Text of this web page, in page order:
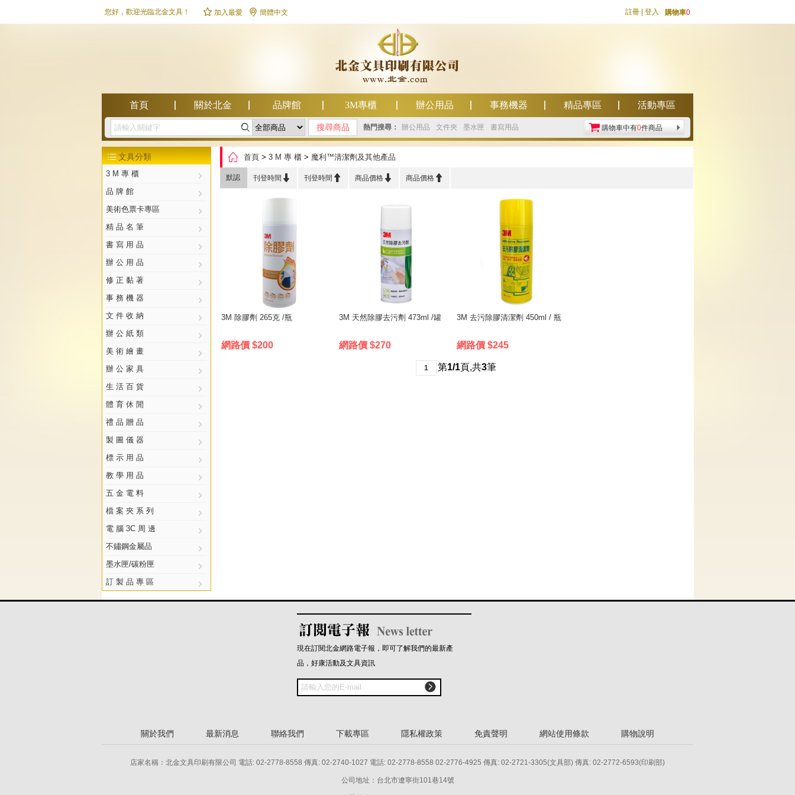
註冊 登入 購物車0
您好，歡迎光臨北金文具！  加入最愛  簡體中文
首頁 關於北金 品牌館 3M專櫃 辦公用品 事務機器 精品專區 活動專區
幫助中心  熱門搜尋： 辦公用品 文件夾 墨水匣 書寫用品 購物車中有0件商品
文具分類
3 M 專 櫃
品 牌 館
美術色票卡專區
精 品 名 筆
書 寫 用 品
辦 公 用 品
修 正 黏 著
事 務 機 器
文 件 收 納
辦 公 紙 類
美 術 繪 畫
辦 公 家 具
生 活 百 貨
體 育 休 閒
禮 品 贈 品
製 圖 儀 器
標 示 用 品
教 學 用 品
五 金 電 料
檔 案 夾 系 列
電 腦 3C 周 邊
不鏽鋼金屬品
墨水匣/碳粉匣
訂 製 品 專 區
 首頁 > 3 M 專 櫃 > 魔利™清潔劑及其他產品
默認 刊登時間  刊登時間  商品價格  商品價格 
3M 除膠劑 265克 /瓶
網路價 $200
3M 天然除膠去污劑 473ml /罐
網路價 $270
3M 去污除膠清潔劑 450ml / 瓶
網路價 $245
1 第1/1頁,共3筆
現在訂閱北金網路電子報，即可了解我們的最新產
品，好康活動及文具資訊

關於我們 最新消息 聯絡我們 下載專區 隱私權政策 免責聲明 網站使用條款 購物說明
店家名稱：北金文具印刷有限公司 電話: 02-2778-8558 傳真: 02-2740-1027 電話: 02-2778-8558 02-2776-4925 傳真: 02-2721-3305(文具部) 傳真: 02-2772-6593(印刷部)
公司地址：台北市遼寧街101巷14號